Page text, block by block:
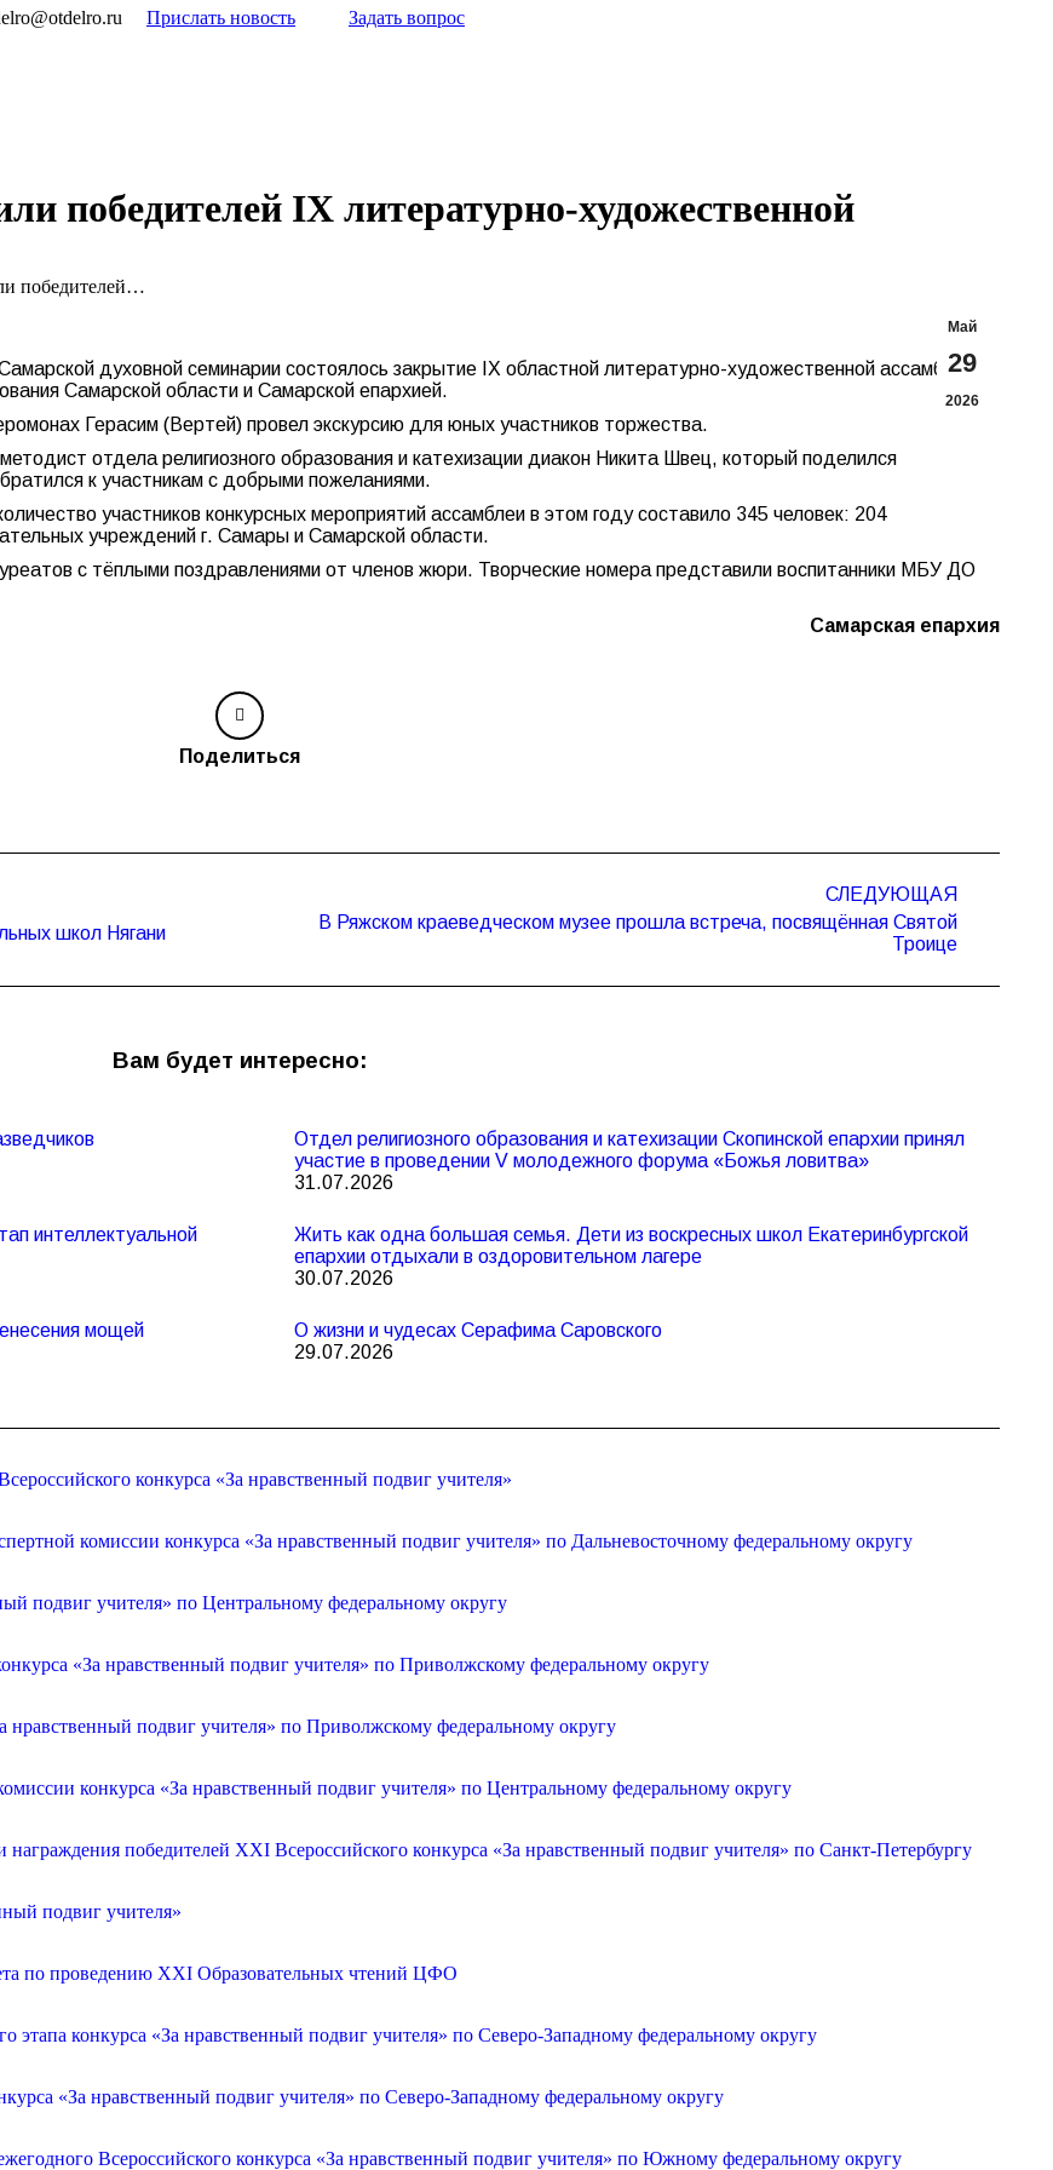
Прислать новость Задать вопрос
победителей IX литературно-художественной
победителей…
Май
29
2026
духовной семинарии состоялось закрытие IX областной литературно-художественной ассамблеи
Самарской области и Самарской епархией.
Герасим (Вертей) провел экскурсию для юных участников торжества.
отдела религиозного образования и катехизации диакон Никита Швец, который поделился
к участникам с добрыми пожеланиями.
участников конкурсных мероприятий ассамблеи в этом году составило 345 человек: 204
учреждений г. Самары и Самарской области.
с тёплыми поздравлениями от членов жюри. Творческие номера представили воспитанники МБУ ДО
Самарская епархия
Поделиться
школ Нягани
СЛЕДУЮЩАЯ
Следующая
В Ряжском краеведческом музее прошла встреча, посвящённая Святой
Троице
Вам будет интересно:
Отдел религиозного образования и катехизации Скопинской епархии принял
участие в проведении V молодежного форума «Божья ловитва»
31.07.2026
интеллектуальной
Жить как одна большая семья. Дети из воскресных школ Екатеринбургской
епархии отдыхали в оздоровительном лагере
30.07.2026
мощей
О жизни и чудесах Серафима Саровского
29.07.2026
конкурса «За нравственный подвиг учителя»
комиссии конкурса «За нравственный подвиг учителя» по Дальневосточному федеральному округу
подвиг учителя» по Центральному федеральному округу
«За нравственный подвиг учителя» по Приволжскому федеральному округу
подвиг учителя» по Приволжскому федеральному округу
конкурса «За нравственный подвиг учителя» по Центральному федеральному округу
победителей XXI Всероссийского конкурса «За нравственный подвиг учителя» по Санкт-Петербургу
подвиг учителя»
по проведению XXI Образовательных чтений ЦФО
конкурса «За нравственный подвиг учителя» по Северо-Западному федеральному округу
«За нравственный подвиг учителя» по Северо-Западному федеральному округу
Всероссийского конкурса «За нравственный подвиг учителя» по Южному федеральному округу